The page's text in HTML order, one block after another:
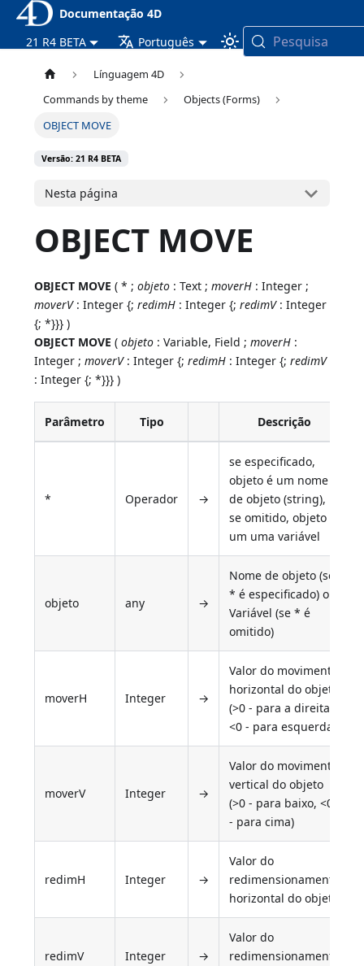
Documentação 4D
21 R4 BETA
Português Pesquisa
Línguagem 4D
Commands by theme
Objects (Forms)
OBJECT MOVE
Versão: 21 R4 BETA
Nesta página
OBJECT MOVE
OBJECT MOVE ( * ;objeto : Text ;moverH : Integer ;
moverV: Integer {;redimH : Integer {;redimV: Integer
{; *}}} )
OBJECT MOVE (objeto : Variable, Field ;moverH :
Integer ;moverV: Integer {;redimH : Integer {;redimV
: Integer {; *}}} )
Parâmetro Tipo Descrição
* Operador →
se especificado,
objeto é um nome
de objeto (string),
se omitido, objeto é
um uma variável
objeto any →
Nome de objeto (se
* é especificado) ou
Variável (se * é
omitido)
moverH Integer →
Valor do movimento
horizontal do objeto
(>0 - para a direita,
<0 - para esquerda)
moverV Integer →
Valor do movimento
vertical do objeto
(>0 - para baixo, <0
- para cima)
redimH Integer →
Valor do
redimensionamento
horizontal do objeto
redimV Integer →
Valor do
redimensionamento